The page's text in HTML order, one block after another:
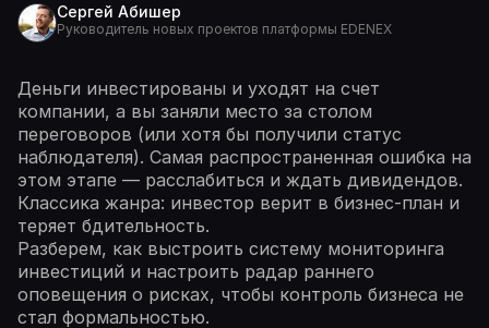
Сергей Абишер
Руководитель новых проектов платформы EDENEX
Деньги инвестированы и уходят на счет
компании, а вы заняли место за столом
переговоров (или хотя бы получили статус
наблюдателя). Самая распространенная ошибка на
этом этапе — расслабиться и ждать дивидендов.
Классика жанра: инвестор верит в бизнес-план и
теряет бдительность.
Разберем, как выстроить систему мониторинга
инвестиций и настроить радар раннего
оповещения о рисках, чтобы контроль бизнеса не
стал формальностью.